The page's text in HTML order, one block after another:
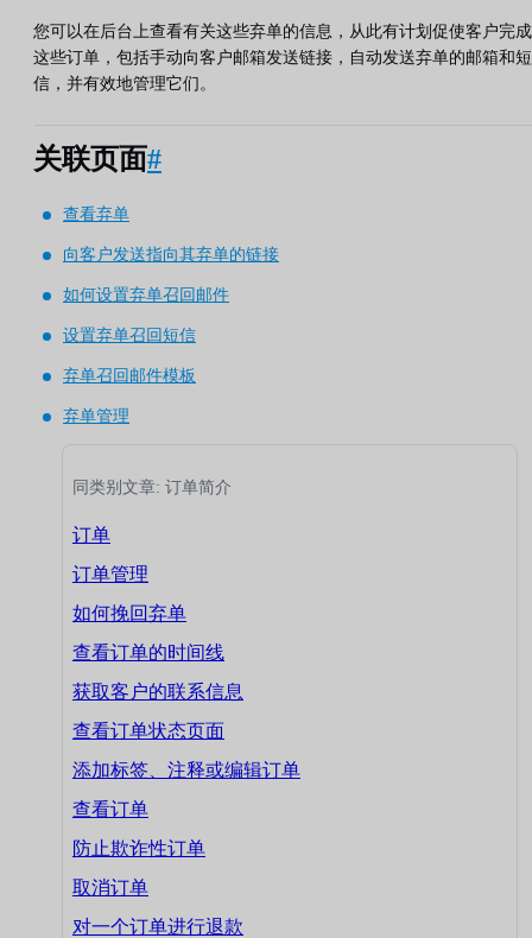
您可以在后台上查看有关这些弃单的信息，从此有计划促使客户完成
这些订单，包括手动向客户邮箱发送链接，自动发送弃单的邮箱和短
信，并有效地管理它们。
关联页面#
查看弃单
向客户发送指向其弃单的链接
如何设置弃单召回邮件
设置弃单召回短信
弃单召回邮件模板
弃单管理
同类别文章: 订单简介
订单
订单管理
如何挽回弃单
查看订单的时间线
获取客户的联系信息
查看订单状态页面
添加标签、注释或编辑订单
查看订单
防止欺诈性订单
取消订单
对一个订单进行退款